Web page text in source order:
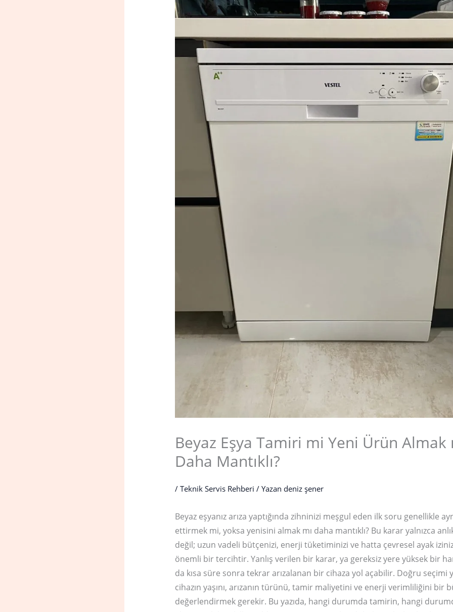
Beyaz Eşya Tamiri mi Yeni Ürün Almak
Daha Mantıklı?
/Teknik Servis Rehberi / Yazan deniz şener
Beyaz eşyanız arıza yaptığında zihninizi meşgul eden ilk soru genellikle
ettirmek mi, yoksa yenisini almak mı daha mantıklı? Bu karar yalnızca
değil; uzun vadeli bütçenizi, enerji tüketiminizi ve hatta çevresel ayak
önemli bir tercihtir. Yanlış verilen bir karar, ya gereksiz yere yüksek bir
da kısa süre sonra tekrar arızalanan bir cihaza yol açabilir. Doğru seçimi
cihazın yaşını, arızanın türünü, tamir maliyetini ve enerji verimliliğini bir
değerlendirmek gerekir. Bu yazıda, hangi durumda tamirin, hangi